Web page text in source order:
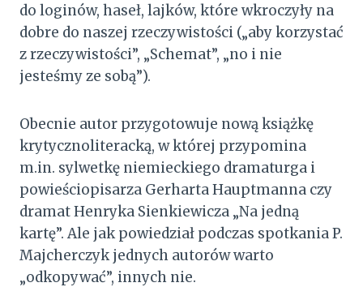
do loginów, haseł, lajków, które wkroczyły na
dobre do naszej rzeczywistości („aby korzystać
z rzeczywistości”, „Schemat”, „no i nie
jesteśmy ze sobą”).
Obecnie autor przygotowuje nową książkę
krytycznoliteracką, w której przypomina
m.in. sylwetkę niemieckiego dramaturga i
powieściopisarza Gerharta Hauptmanna czy
dramat Henryka Sienkiewicza „Na jedną
kartę”. Ale jak powiedział podczas spotkania P.
Majcherczyk jednych autorów warto
„odkopywać”, innych nie.